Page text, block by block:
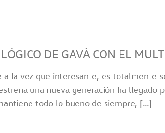
DE GAVÀ CON EL
la vez que interesante, es totalmente
una nueva generación ha llegado
todo lo bueno de siempre, […]